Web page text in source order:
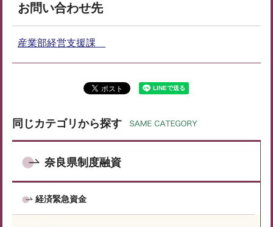
お問い合わせ先
産業部経営支援課
同じカテゴリから探す
奈良県制度融資
経済緊急資金